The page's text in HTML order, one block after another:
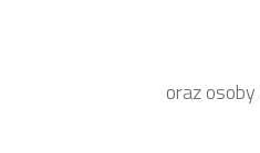
oraz